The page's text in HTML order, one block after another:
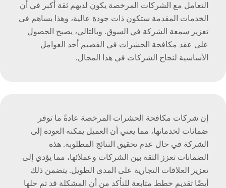
التعامل مع الشركات المرخصة يكون لديهم ثقة أكبر في أن
الخدمات المقدمة ستكون ذات جودة عالية، وهذا يساهم في
تعزيز سمعة الشركة في السوق. وبالتالي، يصبح الحصول
على عقد مكافحة الحشرات في القصيم أحد العوامل
الأساسية لنجاح الشركات في هذا المجال.
إن شركات مكافحة الحشرات المرخصة عادةً ما توفر
ضمانات لخدماتها، مما يعني أن العميل يمكنه العودة إلى
الشركة في حال عدم تحقيق النتائج المطلوبة. هذه
الضمانات تعزز الثقة بين الشركات وعملائها، مما يؤدي إلى
تعزيز العلاقات التجارية على المدى الطويل. يتضمن ذلك
أيضًا تقديم خطط متابعة للتأكد من أن المشكلة قد تم حلها